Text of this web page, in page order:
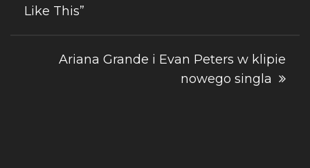
wpisu
Like This”
Ariana Grande i Evan Peters w klipie
nowego singla